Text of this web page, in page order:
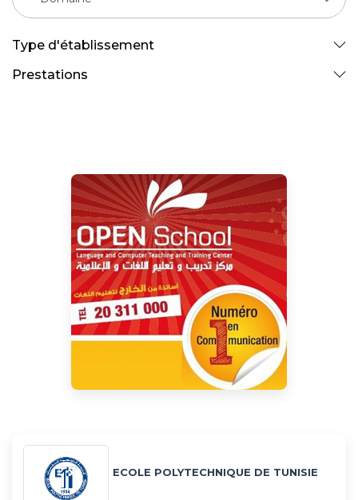
Type d'établissement
Prestations
ECOLE POLYTECHNIQUE DE TUNISIE